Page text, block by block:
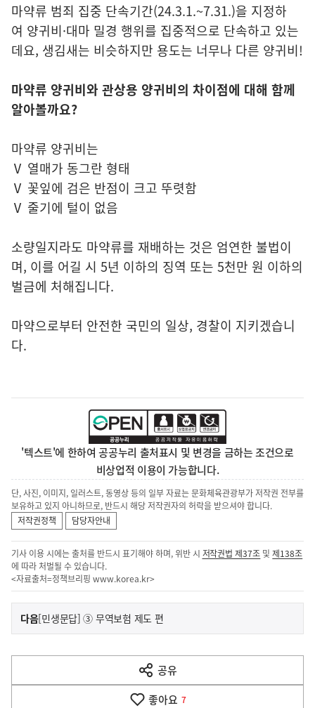
마약류 범죄 집중 단속기간(24.3.1.~7.31.)을 지정하
여 양귀비·대마 밀경 행위를 집중적으로 단속하고 있는
데요, 생김새는 비슷하지만 용도는 너무나 다른 양귀비!
마약류 양귀비와 관상용 양귀비의 차이점에 대해 함께
알아볼까요?
마약류 양귀비는
Ⅴ 열매가 동그란 형태
Ⅴ 꽃잎에 검은 반점이 크고 뚜렷함
Ⅴ 줄기에 털이 없음
소량일지라도 마약류를 재배하는 것은 엄연한 불법이
며, 이를 어길 시 5년 이하의 징역 또는 5천만 원 이하의
벌금에 처해집니다.
마약으로부터 안전한 국민의 일상, 경찰이 지키겠습니
다.
'텍스트'에 한하여 공공누리 출처표시 및 변경을 금하는 조건으로
비상업적 이용이 가능합니다.
단, 사진, 이미지, 일러스트, 동영상 등의 일부 자료는 문화체육관광부가 저작권 전부를
보유하고 있지 아니하므로, 반드시 해당 저작권자의 허락을 받으셔야 합니다.
저작권정책
담당자안내
기사 이용 시에는 출처를 반드시 표기해야 하며, 위반 시 저작권법 제37조 및제138조
에 따라 처벌될 수 있습니다.
<자료출처=정책브리핑 www.korea.kr>
이
전
다
음
다음기
[민생문답] ③ 무역보험 제도 편
공유
열
기
좋아요 7